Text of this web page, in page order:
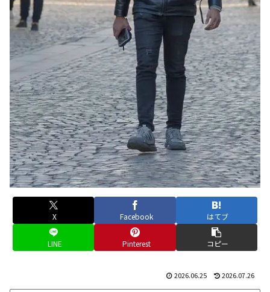
X Facebook はてブ
LINE Pinterest コピー
2026.06.25 2026.07.26